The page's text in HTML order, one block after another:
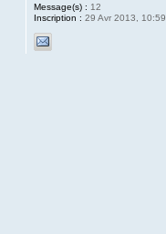
Message(s) : 12
Inscription : 29 Avr 2013, 10:59